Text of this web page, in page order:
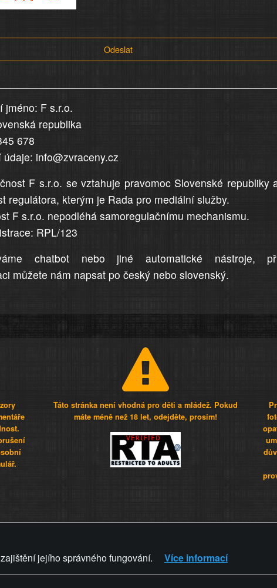
Odeslat
jméno: F s.r.o.
republika
678
údaje: info@zvraceny.cz
F s.r.o. se vztahuje pravomoc Slovenské republiky
regulátora, kterým je Rada pro mediální služby.
F s.r.o. nepodléhá samoregulačnímu mechanismu.
RPL/123
chatbot nebo jiné automatické nástroje,
můžete nám napsat po český nebo slovenský.
Táto stránka není vhodná pro děti a mládež. Pokud
máte méně než 18 let, odejděte, prosím!
ZVRÁCENÝ.CZ PRAVIDLA A
jejího správného fungování.
Více informací